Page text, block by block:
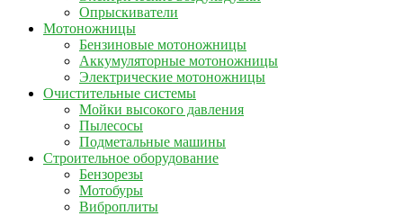
Опрыскиватели
Мотоножницы
Бензиновые мотоножницы
Аккумуляторные мотоножницы
Электрические мотоножницы
Очистительные системы
Мойки высокого давления
Пылесосы
Подметальные машины
Строительное оборудование
Бензорезы
Мотобуры
Виброплиты